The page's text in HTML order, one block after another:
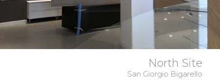
North Site
San Giorgio Bigarello